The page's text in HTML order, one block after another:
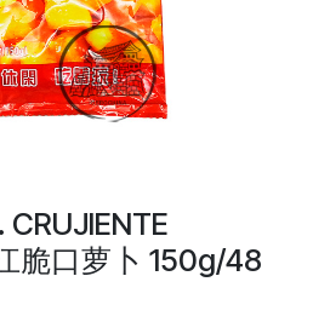
CRUJIENTE
脆口萝卜 150g/48